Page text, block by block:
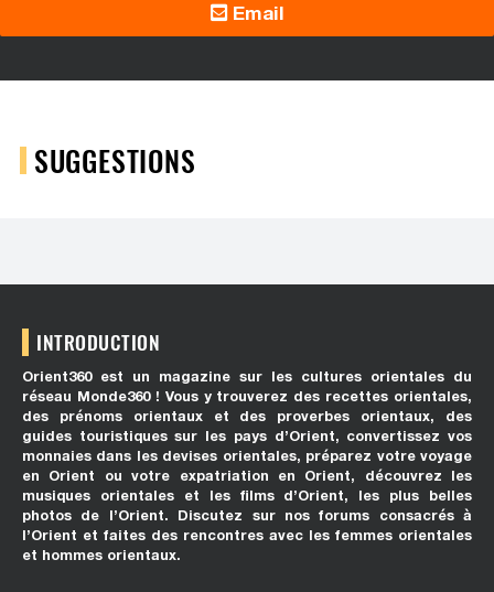
Email
SUGGESTIONS
INTRODUCTION
Orient360 est un magazine sur les cultures orientales du
réseau Monde360 ! Vous y trouverez des recettes orientales,
des prénoms orientaux et des proverbes orientaux, des
guides touristiques sur les pays d’Orient, convertissez vos
monnaies dans les devises orientales, préparez votre voyage
en Orient ou votre expatriation en Orient, découvrez les
musiques orientales et les films d’Orient, les plus belles
photos de l’Orient. Discutez sur nos forums consacrés à
l’Orient et faites des rencontres avec les femmes orientales
et hommes orientaux.